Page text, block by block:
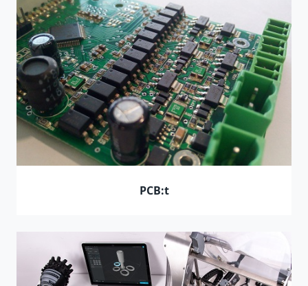
PCB:t